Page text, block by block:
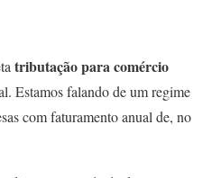
tributação para comércio
Estamos falando de um regime
com faturamento anual de, no